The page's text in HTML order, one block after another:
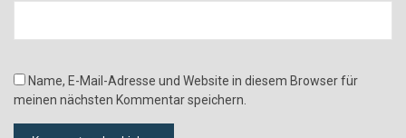
Name, E-Mail-Adresse und Website in diesem Browser für
meinen nächsten Kommentar speichern.